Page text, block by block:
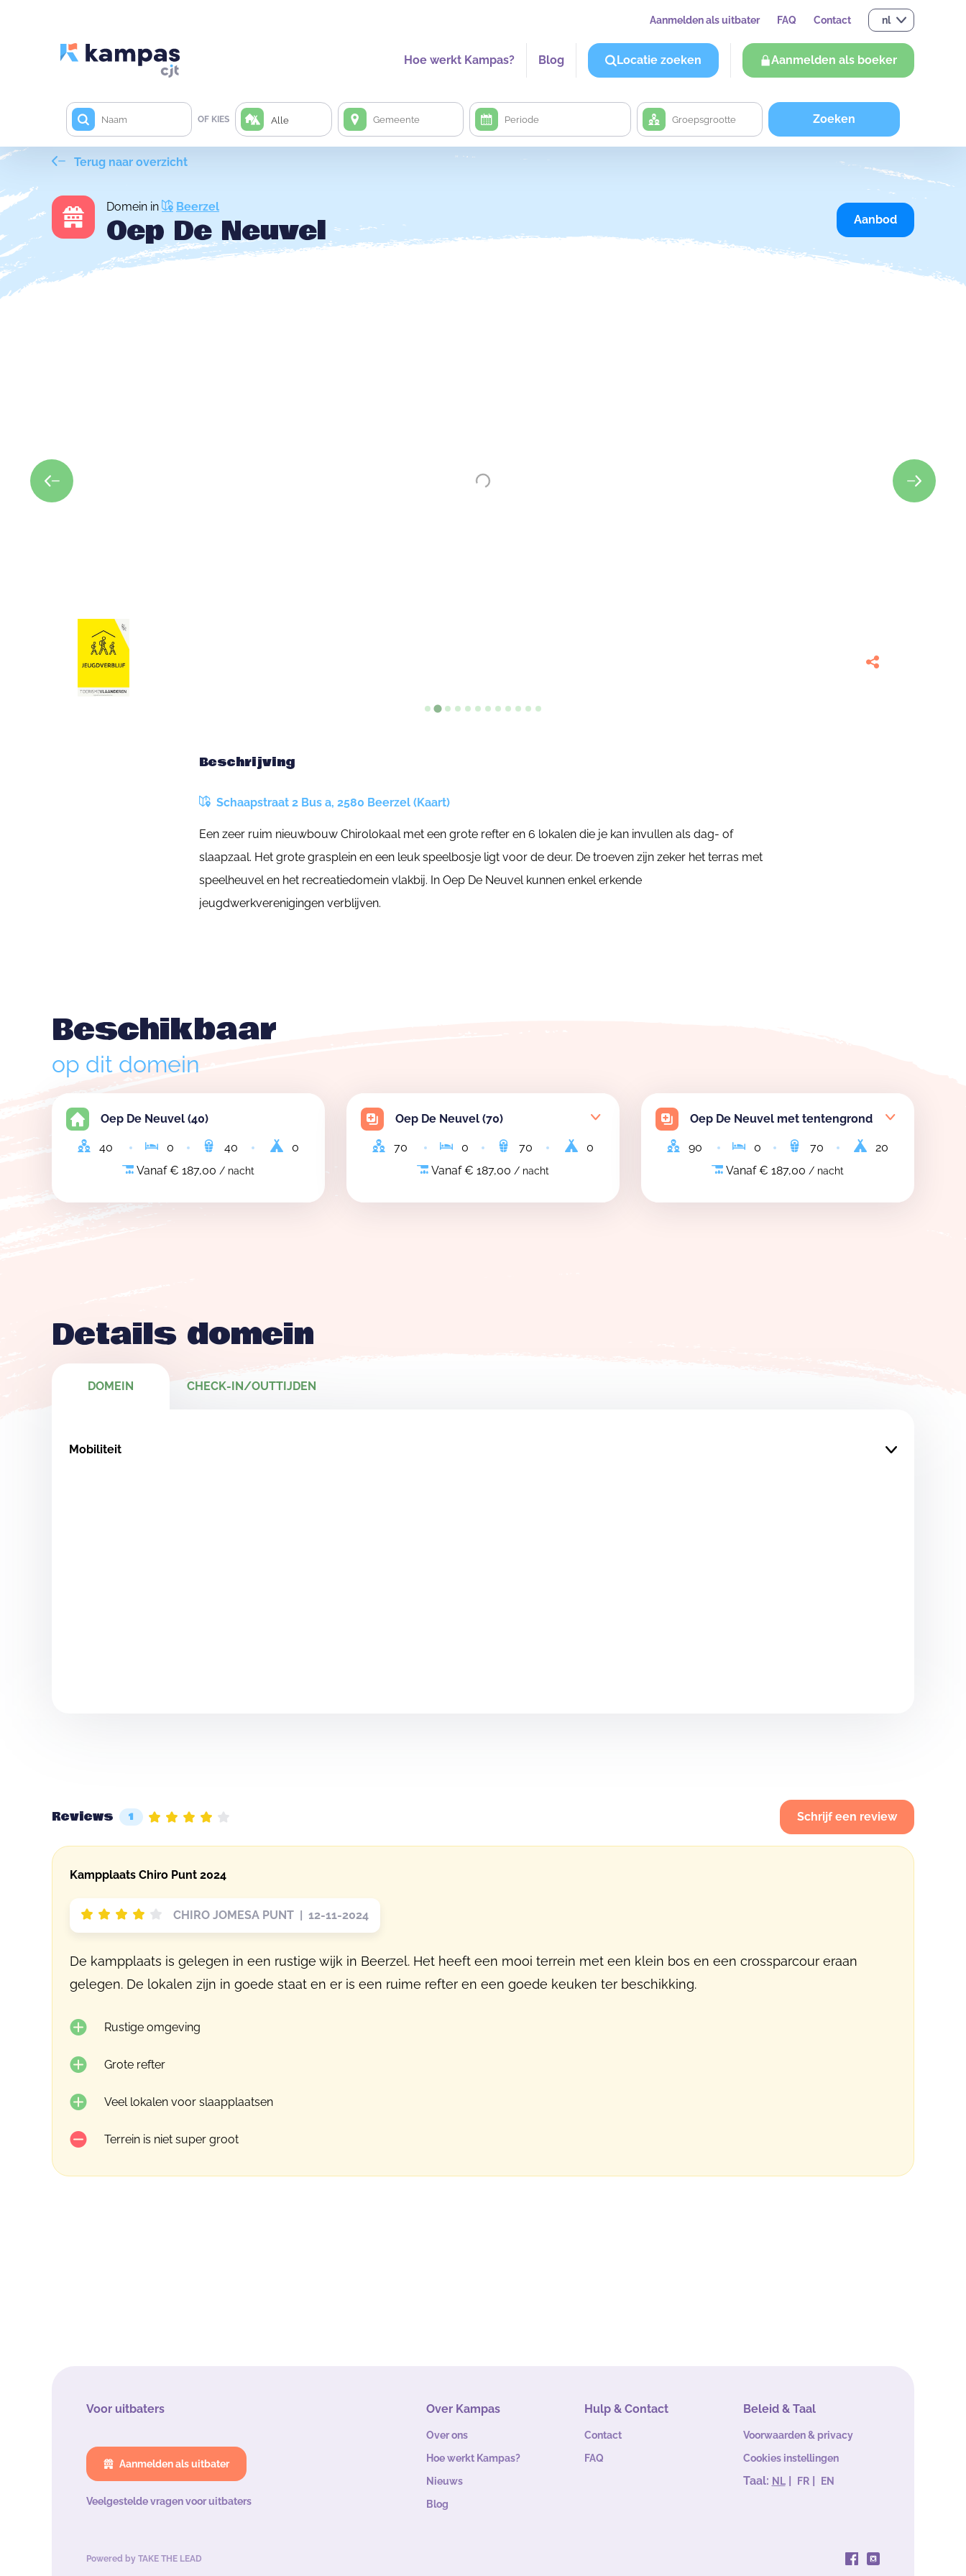
Aanmelden als uitbater FAQ Contact nl
Hoe werkt Kampas? Blog Locatie zoeken Aanmelden als boeker
OF KIES Alle Zoeken
Terug naar overzicht
Domein in Beerzel
Oep De Neuvel Aanbod
Beschrijving
Schaapstraat 2 Bus a, 2580 Beerzel (Kaart)
Een zeer ruim nieuwbouw Chirolokaal met een grote refter en 6 lokalen die je kan invullen als dag- of
slaapzaal. Het grote grasplein en een leuk speelbosje ligt voor de deur. De troeven zijn zeker het terras met
speelheuvel en het recreatiedomein vlakbij. In Oep De Neuvel kunnen enkel erkende
jeugdwerkverenigingen verblijven.
Beschikbaar
op dit domein
Oep De Neuvel (40)
40 0 40
0
Vanaf € 187,00 / nacht
Oep De Neuvel (70)
70 0 70
0
Vanaf € 187,00 / nacht
Oep De Neuvel met tentengrond
90 0 70
20
Vanaf € 187,00 / nacht
Details domein
DOMEIN CHECK-IN/OUTTIJDEN
Mobiliteit
Reviews 1 Schrijf een review
Kampplaats Chiro Punt 2024
CHIRO JOMESA PUNT | 12-11-2024
De kampplaats is gelegen in een rustige wijk in Beerzel. Het heeft een mooi terrein met een klein bos en een crossparcour eraan
gelegen. De lokalen zijn in goede staat en er is een ruime refter en een goede keuken ter beschikking.
Rustige omgeving
Grote refter
Veel lokalen voor slaapplaatsen
Terrein is niet super groot
Voor uitbaters
Aanmelden als uitbater
Veelgestelde vragen voor uitbaters
Over Kampas
Over ons
Hoe werkt Kampas?
Nieuws
Blog
Hulp & Contact
Contact
FAQ
Beleid & Taal
Voorwaarden & privacy
Cookies instellingen
Taal: NL | FR | EN
Powered by TAKE THE LEAD